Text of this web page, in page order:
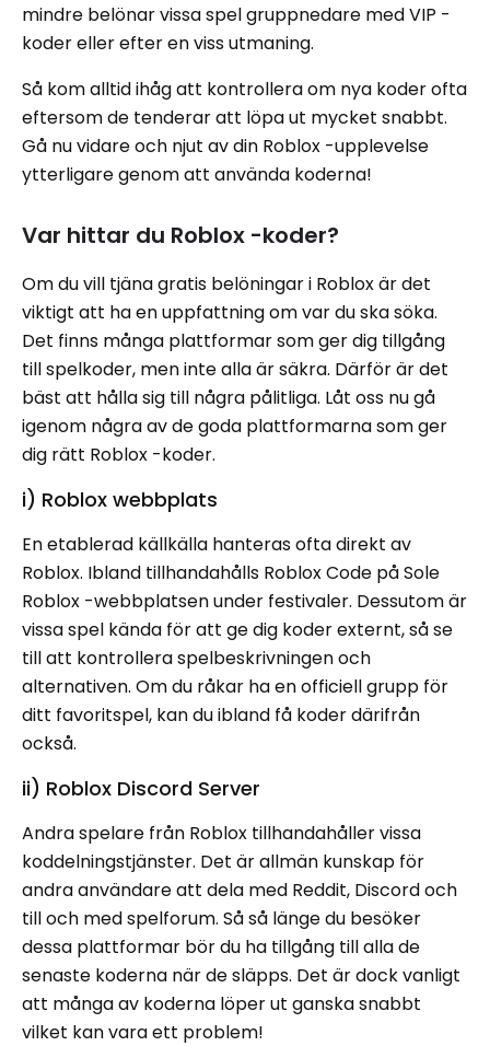
mindre belönar vissa spel gruppnedare med VIP -
koder eller efter en viss utmaning.
Så kom alltid ihåg att kontrollera om nya koder ofta
eftersom de tenderar att löpa ut mycket snabbt.
Gå nu vidare och njut av din Roblox -upplevelse
ytterligare genom att använda koderna!
Var hittar du Roblox -koder?
Om du vill tjäna gratis belöningar i Roblox är det
viktigt att ha en uppfattning om var du ska söka.
Det finns många plattformar som ger dig tillgång
till spelkoder, men inte alla är säkra. Därför är det
bäst att hålla sig till några pålitliga. Låt oss nu gå
igenom några av de goda plattformarna som ger
dig rätt Roblox -koder.
i) Roblox webbplats
En etablerad källkälla hanteras ofta direkt av
Roblox. Ibland tillhandahålls Roblox Code på Sole
Roblox -webbplatsen under festivaler. Dessutom är
vissa spel kända för att ge dig koder externt, så se
till att kontrollera spelbeskrivningen och
alternativen. Om du råkar ha en officiell grupp för
ditt favoritspel, kan du ibland få koder därifrån
också.
ii) Roblox Discord Server
Andra spelare från Roblox tillhandahåller vissa
koddelningstjänster. Det är allmän kunskap för
andra användare att dela med Reddit, Discord och
till och med spelforum. Så så länge du besöker
dessa plattformar bör du ha tillgång till alla de
senaste koderna när de släpps. Det är dock vanligt
att många av koderna löper ut ganska snabbt
vilket kan vara ett problem!